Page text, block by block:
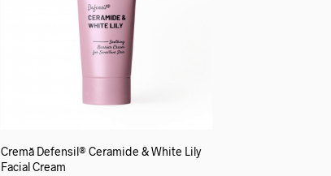
Cremă Defensil® Ceramide & White Lily
Facial Cream